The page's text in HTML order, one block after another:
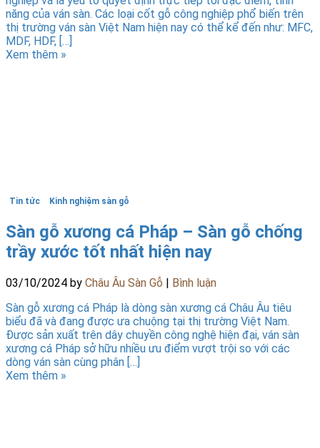
năng của ván sàn. Các loại cốt gỗ công nghiệp phổ biến trên
thị trường ván sàn Việt Nam hiện nay có thể kể đến như: MFC,
MDF, HDF, […]
Xem thêm »
Tin tức Kinh nghiệm sàn gỗ
Sàn gỗ xương cá Pháp – Sàn gỗ chống
trầy xước tốt nhất hiện nay
03/10/2024 by Châu Âu Sàn Gỗ | Bình luận
Sàn gỗ xương cá Pháp là dòng sàn xương cá Châu Âu tiêu
biểu đã và đang được ưa chuộng tại thị trường Việt Nam.
Được sản xuất trên dây chuyền công nghệ hiện đại, ván sàn
xương cá Pháp sở hữu nhiều ưu điểm vượt trội so với các
dòng ván sàn cùng phân […]
Xem thêm »